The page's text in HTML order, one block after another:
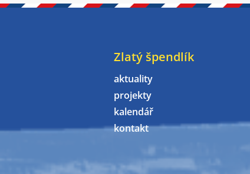
Zlatý špendlík
aktuality
projekty
kalendář
kontakt